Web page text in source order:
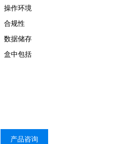
操作环境
合规性
数据储存
盒中包括
产品咨询